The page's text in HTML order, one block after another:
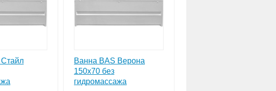
Ванна BAS Верона
150х70 без
гидромассажа